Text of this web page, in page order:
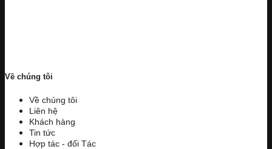
Về chúng tôi
Về chúng tôi
Liên hệ
Khách hàng
Tin tức
Hợp tác - đối Tác